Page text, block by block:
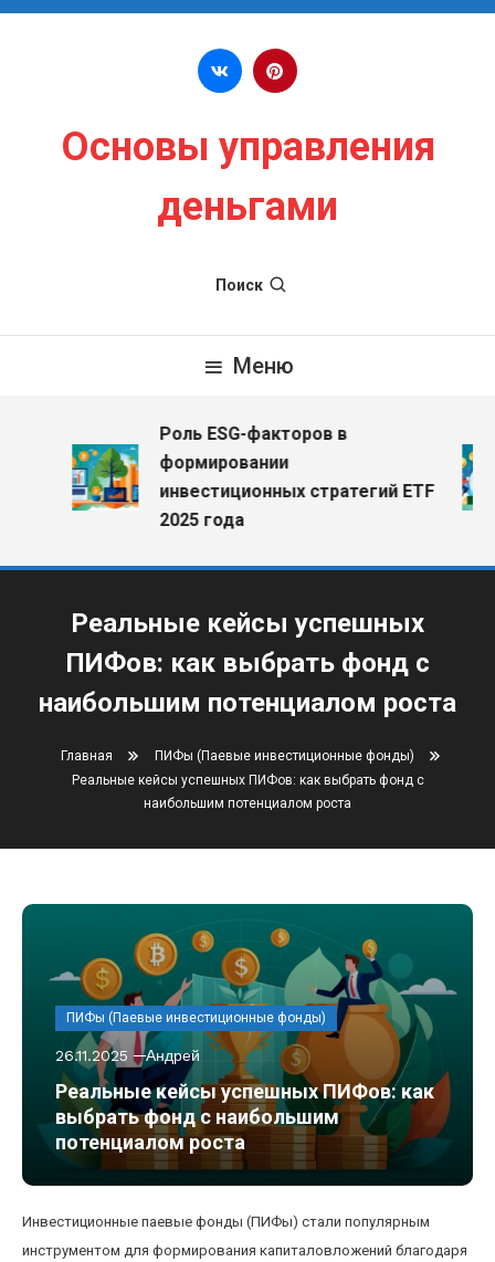
Перейти к содержимому
Основы управления
деньгами
Поиск
Меню
Роль ESG-факторов в
формировании
инвестиционных стратегий ETF
2025 года
Реальные кейсы успешных
ПИФов: как выбрать фонд с
наибольшим потенциалом роста
Главная
ПИФы (Паевые инвестиционные фонды)
Реальные кейсы успешных ПИФов: как выбрать фонд с
наибольшим потенциалом роста
ПИФы (Паевые инвестиционные фонды)
26.11.2025 Андрей
Реальные кейсы успешных ПИФов: как
выбрать фонд с наибольшим
потенциалом роста
Инвестиционные паевые фонды (ПИФы) стали популярным
инструментом для формирования капиталовложений благодаря